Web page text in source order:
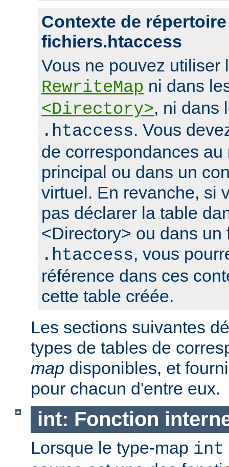
Contexte de
fichiers.htaccess
Vous ne pouvez utiliser
RewriteMap ni dans
<Directory>, ni dans
.htaccess. Vous
de correspondances
principal ou dans un
virtuel. En revanche, si
pas déclarer la table
<Directory> ou dans un
.htaccess, vous
référence dans ces
cette table créée.
Les sections suivantes
types de tables de
map disponibles, et
pour chacun d'entre eux.
int: Fonction
Lorsque le type-map int